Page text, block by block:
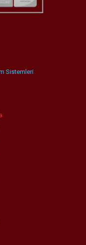
Sistemleri